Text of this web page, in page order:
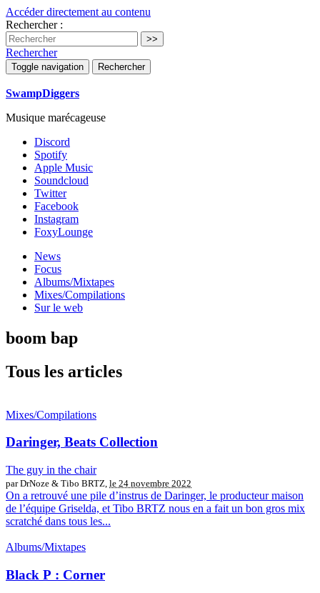
Accéder directement au contenu
Rechercher :
Rechercher
Toggle navigation Rechercher
SwampDiggers
Musique marécageuse
Discord
Spotify
Apple Music
Soundcloud
Twitter
Facebook
Instagram
FoxyLounge
News
Focus
Albums/Mixtapes
Mixes/Compilations
Sur le web
boom bap
Tous les articles
Mixes/Compilations
Daringer, Beats Collection
The guy in the chair
par DrNoze & Tibo BRTZ, le 24 novembre 2022
On a retrouvé une pile d’instrus de Daringer, le producteur maison
de l’équipe Griselda, et Tibo BRTZ nous en a fait un bon gros mix
scratché dans tous les...
Albums/Mixtapes
Black P : Corner